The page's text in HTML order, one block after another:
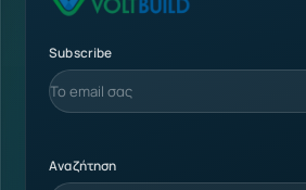
Subscribe
Αναζήτηση